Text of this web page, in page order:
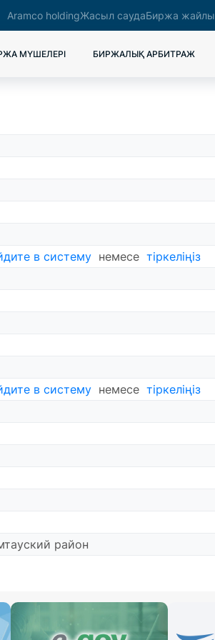
Aramco holdingЖасыл саудаБиржа жайлы
МҮШЕЛЕРІ БИРЖАЛЫҚ АРБИТРАЖ
в систему немесе тіркеліңіз
в систему немесе тіркеліңіз
район